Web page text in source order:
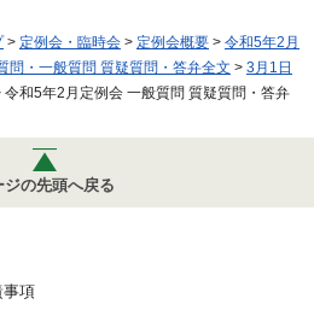
> 定例会・臨時会 > 定例会概要 > 令和5年2月
問・一般質問 質疑質問・答弁全文 > 3月1日
令和5年2月定例会 一般質問 質疑質問・答弁
ジの先頭へ戻る
事項